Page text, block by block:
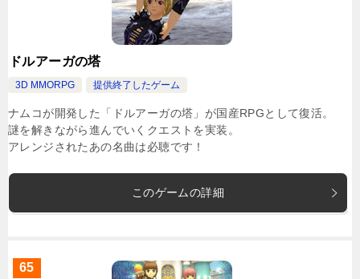
ドルアーガの塔
3D MMORPG 提供終了したゲーム
ナムコが開発した「ドルアーガの塔」が国産RPGとして復活。
謎を解きながら進んでいくクエストを実装。
アレンジされたあの名曲は必聴です！
このゲームの詳細
65